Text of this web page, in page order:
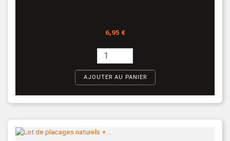
Prix
6,95 €
AJOUTER AU PANIER